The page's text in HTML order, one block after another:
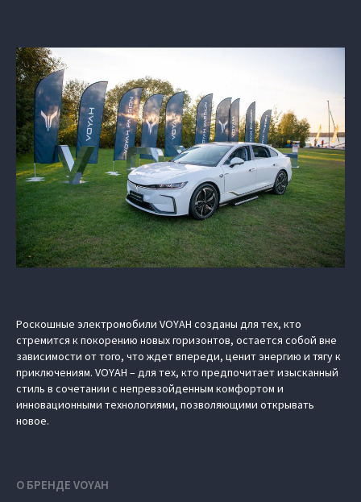
Роскошные электромобили VOYAH созданы для тех, кто
стремится к покорению новых горизонтов, остается собой вне
зависимости от того, что ждет впереди, ценит энергию и тягу к
приключениям. VOYAH – для тех, кто предпочитает изысканный
стиль в сочетании с непревзойденным комфортом и
инновационными технологиями, позволяющими открывать
новое.
О БРЕНДЕ VOYAH